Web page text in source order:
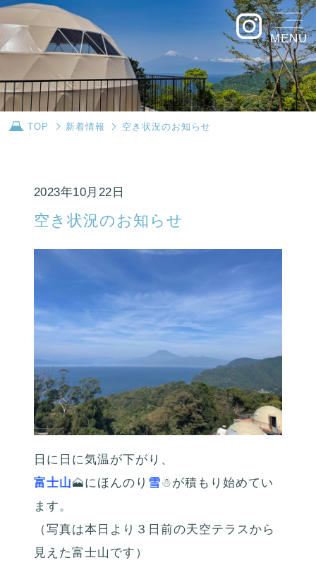
MENU
TOP 新着情報 空き状況のお知らせ
2023年10月22日
空き状況のお知らせ
日に日に気温が下がり、
富士山🗻にほんのり 雪☃が積もり始めてい
ます。
（写真は本日より３日前の天空テラスから
見えた富士山です）